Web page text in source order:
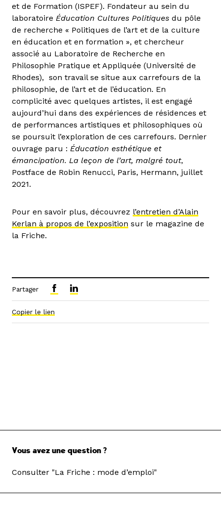
et de Formation (ISPEF). Fondateur au sein du
laboratoire Éducation Cultures Politiques du pôle
de recherche « Politiques de l’art et de la culture
en éducation et en formation », et chercheur
associé au Laboratoire de Recherche en
Philosophie Pratique et Appliquée (Université de
Rhodes), son travail se situe aux carrefours de la
philosophie, de l’art et de l’éducation. En
complicité avec quelques artistes, il est engagé
aujourd’hui dans des expériences de résidences et
de performances artistiques et philosophiques où
se poursuit l’exploration de ces carrefours. Dernier
ouvrage paru : Éducation esthétique et
émancipation. La leçon de l’art, malgré tout,
Postface de Robin Renucci, Paris, Hermann, juillet
2021.
Pour en savoir plus, découvrez l’entretien d’Alain
Kerlan à propos de l’exposition sur le magazine de
la Friche.
Partager
Copier le lien
Vous avez une question ?
Consulter "La Friche : mode d’emploi"